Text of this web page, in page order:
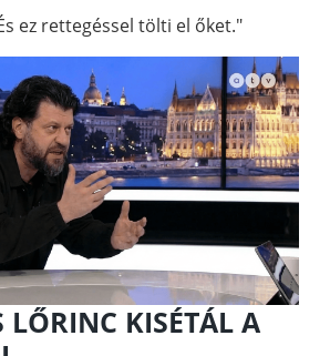
ez rettegéssel tölti el őket."
LŐRINC KISÉTÁL A